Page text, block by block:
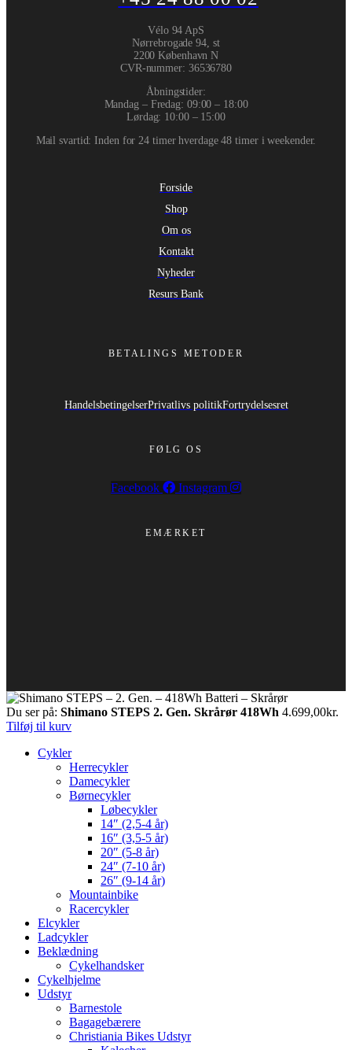
Vélo 94 ApS
Nørrebrogade 94, st
2200 København N
CVR-nummer: 36536780
Åbningstider:
Mandag – Fredag: 09:00 – 18:00
Lørdag: 10:00 – 15:00
Mail svartid: Inden for 24 timer hverdage 48 timer i weekender.
Forside
Shop
Om os
Kontakt
Nyheder
Resurs Bank
BETALINGS METODER
HandelsbetingelserPrivatlivs politikFortrydelsesret
FØLG OS
Facebook Instagram
EMÆRKET
Du ser på: Shimano STEPS 2. Gen. Skrårør 418Wh 4.699,00kr.
Tilføj til kurv
Cykler
Herrecykler
Damecykler
Børnecykler
Løbecykler
14″ (2,5-4 år)
16″ (3,5-5 år)
20″ (5-8 år)
24″ (7-10 år)
26″ (9-14 år)
Mountainbike
Racercykler
Elcykler
Ladcykler
Beklædning
Cykelhandsker
Cykelhjelme
Udstyr
Barnestole
Bagagebærere
Christiania Bikes Udstyr